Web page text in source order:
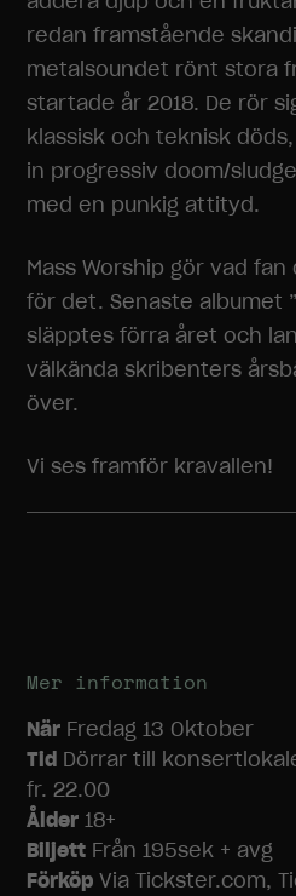
redan framstående
metalsoundet rönt stora
startade år 2018. De rör
klassisk och teknisk
in progressiv doom/
med en punkig attityd.
Mass Worship gör vad
för det. Senaste albumet
släpptes förra året och
välkända skribenters
över.
Vi ses framför kravallen!
Mer information
När Fredag 13 Oktober
Tid Dörrar till
fr. 22.00
Ålder 18+
Biljett Från 195sek + avg
Förköp Via Tickster.com,